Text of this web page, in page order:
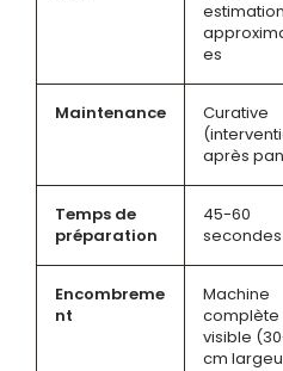
es
Maintenance
Curative
après
Temps de
préparation
45-60
secondes
Encombreme
nt
Machine
complète
visible
cm